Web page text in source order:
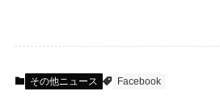
その他ニュース Facebook